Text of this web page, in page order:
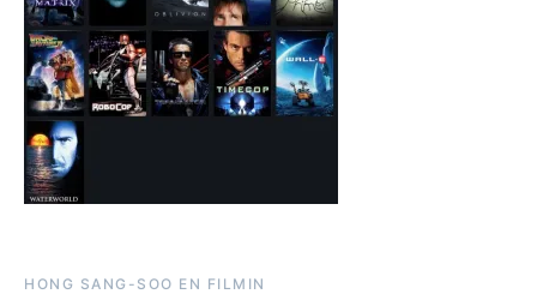
HONG SANG-SOO EN FILMIN